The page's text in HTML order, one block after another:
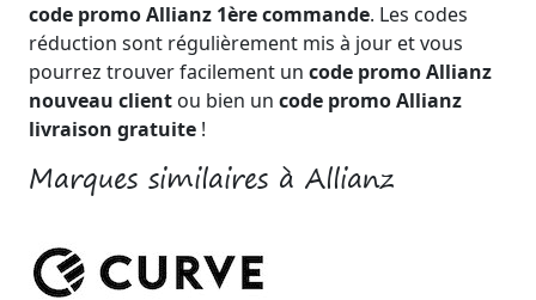
code promo Allianz 1ère commande. Les codes
réduction sont régulièrement mis à jour et vous
pourrez trouver facilement un code promo Allianz
nouveau client ou bien un code promo Allianz
livraison gratuite !
Marques similaires à Allianz